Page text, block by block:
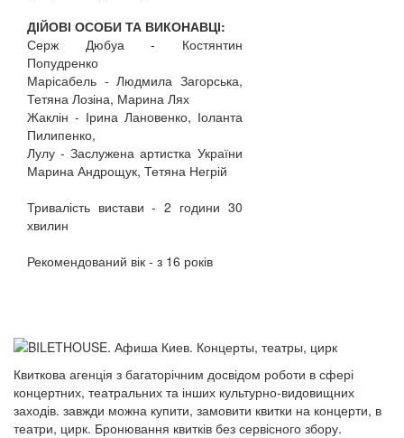
ДІЙОВІ ОСОБИ ТА ВИКОНАВЦІ:
Серж Дюбуа - Костянтин
Попудренко
Марісабель - Людмила Загорська,
Тетяна Лозіна, Марина Лях
Жаклін - Ірина Лановенко, Іоланта
Пилипенко,
Лулу - Заслужена артистка України
Марина Андрощук, Тетяна Негрій
Тривалість вистави - 2 години 30
хвилин
Рекомендований вік - з 16 років
Квиткова агенція з багаторічним досвідом роботи в сфері
концертних, театральних та інших культурно-видовищних
заходів. завжди можна купити, замовити квитки на концерти, в
театри, цирк. Бронювання квитків без сервісного збору.